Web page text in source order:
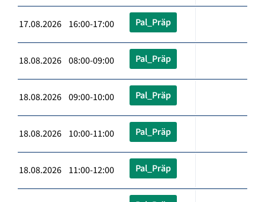
17.08.2026 16:00-17:00 Pal_Präp
18.08.2026 08:00-09:00 Pal_Präp
18.08.2026 09:00-10:00 Pal_Präp
18.08.2026 10:00-11:00 Pal_Präp
18.08.2026 11:00-12:00 Pal_Präp